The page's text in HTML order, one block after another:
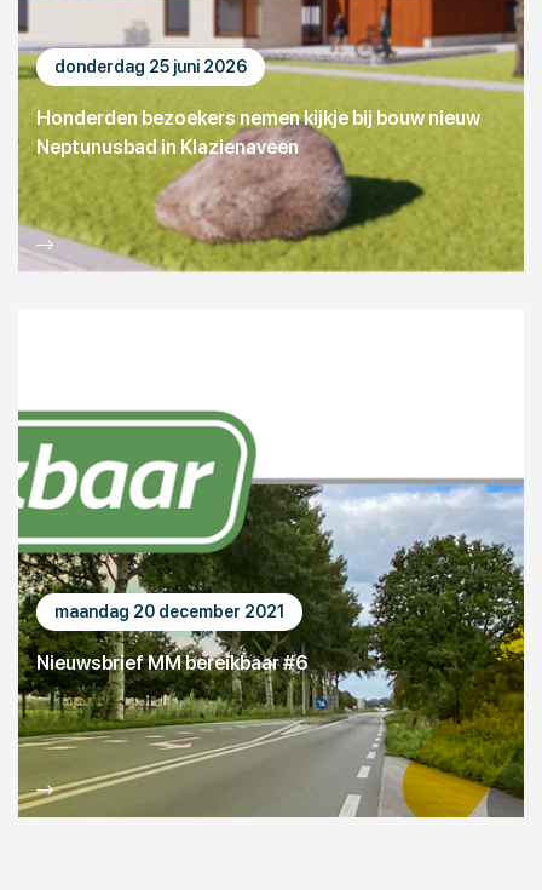
donderdag 25 juni 2026
Honderden bezoekers nemen kijkje bij bouw nieuw
Neptunusbad in Klazienaveen
maandag 20 december 2021
Nieuwsbrief MM bereikbaar #6